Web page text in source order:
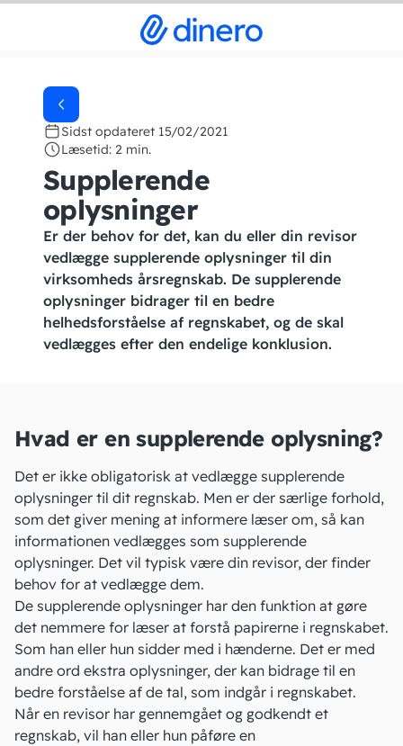
Sidst opdateret 15/02/2021
Læsetid: 2 min.
Supplerende
oplysninger
Er der behov for det, kan du eller din revisor
vedlægge supplerende oplysninger til din
virksomheds årsregnskab. De supplerende
oplysninger bidrager til en bedre
helhedsforståelse af regnskabet, og de skal
vedlægges efter den endelige konklusion.
Hvad er en supplerende oplysning?
Det er ikke obligatorisk at vedlægge supplerende
oplysninger til dit regnskab. Men er der særlige forhold,
som det giver mening at informere læser om, så kan
informationen vedlægges som supplerende
oplysninger. Det vil typisk være din revisor, der finder
behov for at vedlægge dem.
De supplerende oplysninger har den funktion at gøre
det nemmere for læser at forstå papirerne i regnskabet.
Som han eller hun sidder med i hænderne. Det er med
andre ord ekstra oplysninger, der kan bidrage til en
bedre forståelse af de tal, som indgår i regnskabet.
Når en revisor har gennemgået og godkendt et
regnskab, vil han eller hun påføre en